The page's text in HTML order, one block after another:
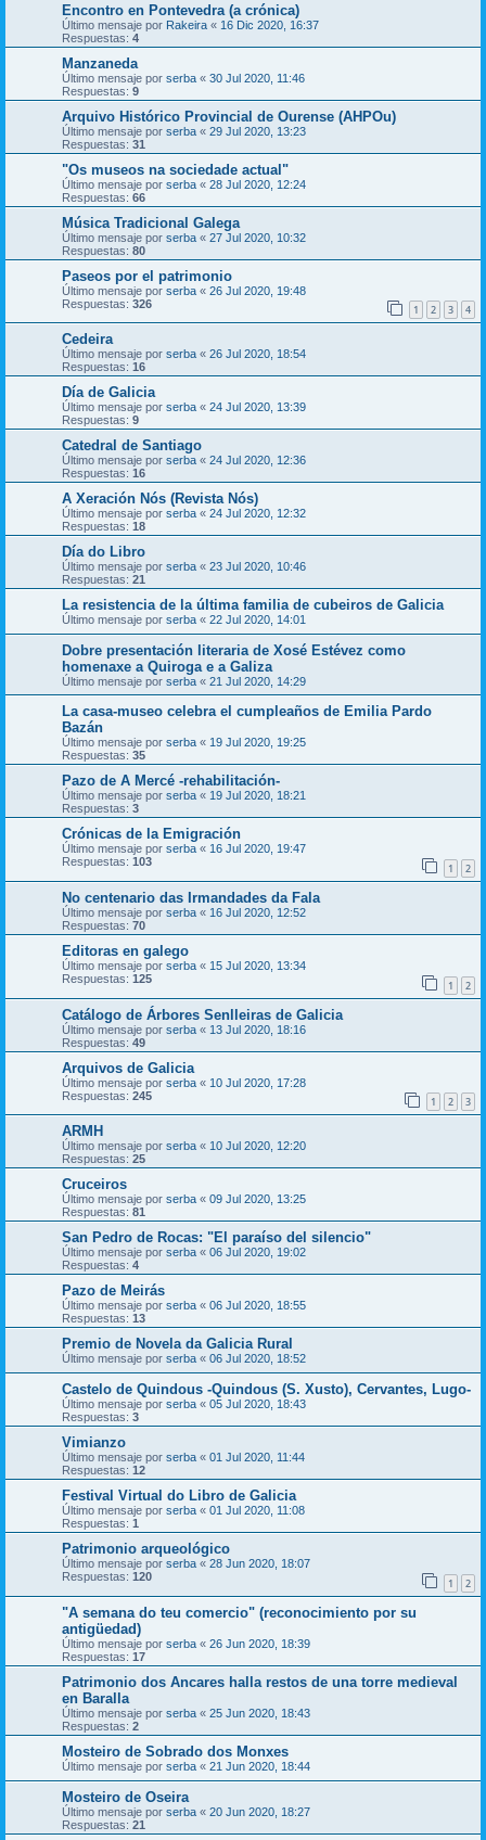
Encontro en Pontevedra (a crónica)
Último mensaje por Rakeira « 16 Dic 2020, 16:37
Respuestas: 4
Manzaneda
Último mensaje por serba « 30 Jul 2020, 11:46
Respuestas: 9
Arquivo Histórico Provincial de Ourense (AHPOu)
Último mensaje por serba « 29 Jul 2020, 13:23
Respuestas: 31
"Os museos na sociedade actual"
Último mensaje por serba « 28 Jul 2020, 12:24
Respuestas: 66
Música Tradicional Galega
Último mensaje por serba « 27 Jul 2020, 10:32
Respuestas: 80
Paseos por el patrimonio
Último mensaje por serba « 26 Jul 2020, 19:48
Respuestas: 326 1 2 3 4
Cedeira
Último mensaje por serba « 26 Jul 2020, 18:54
Respuestas: 16
Día de Galicia
Último mensaje por serba « 24 Jul 2020, 13:39
Respuestas: 9
Catedral de Santiago
Último mensaje por serba « 24 Jul 2020, 12:36
Respuestas: 16
A Xeración Nós (Revista Nós)
Último mensaje por serba « 24 Jul 2020, 12:32
Respuestas: 18
Día do Libro
Último mensaje por serba « 23 Jul 2020, 10:46
Respuestas: 21
La resistencia de la última familia de cubeiros de Galicia
Último mensaje por serba « 22 Jul 2020, 14:01
Dobre presentación literaria de Xosé Estévez como
homenaxe a Quiroga e a Galiza
Último mensaje por serba « 21 Jul 2020, 14:29
La casa-museo celebra el cumpleaños de Emilia Pardo
Bazán
Último mensaje por serba « 19 Jul 2020, 19:25
Respuestas: 35
Pazo de A Mercé -rehabilitación-
Último mensaje por serba « 19 Jul 2020, 18:21
Respuestas: 3
Crónicas de la Emigración
Último mensaje por serba « 16 Jul 2020, 19:47
Respuestas: 103 1 2
No centenario das Irmandades da Fala
Último mensaje por serba « 16 Jul 2020, 12:52
Respuestas: 70
Editoras en galego
Último mensaje por serba « 15 Jul 2020, 13:34
Respuestas: 125 1 2
Catálogo de Árbores Senlleiras de Galicia
Último mensaje por serba « 13 Jul 2020, 18:16
Respuestas: 49
Arquivos de Galicia
Último mensaje por serba « 10 Jul 2020, 17:28
Respuestas: 245 1 2 3
ARMH
Último mensaje por serba « 10 Jul 2020, 12:20
Respuestas: 25
Cruceiros
Último mensaje por serba « 09 Jul 2020, 13:25
Respuestas: 81
San Pedro de Rocas: "El paraíso del silencio"
Último mensaje por serba « 06 Jul 2020, 19:02
Respuestas: 4
Pazo de Meirás
Último mensaje por serba « 06 Jul 2020, 18:55
Respuestas: 13
Premio de Novela da Galicia Rural
Último mensaje por serba « 06 Jul 2020, 18:52
Castelo de Quindous -Quindous (S. Xusto), Cervantes, Lugo-
Último mensaje por serba « 05 Jul 2020, 18:43
Respuestas: 3
Vimianzo
Último mensaje por serba « 01 Jul 2020, 11:44
Respuestas: 12
Festival Virtual do Libro de Galicia
Último mensaje por serba « 01 Jul 2020, 11:08
Respuestas: 1
Patrimonio arqueológico
Último mensaje por serba « 28 Jun 2020, 18:07
Respuestas: 120 1 2
"A semana do teu comercio" (reconocimiento por su
antigüedad)
Último mensaje por serba « 26 Jun 2020, 18:39
Respuestas: 17
Patrimonio dos Ancares halla restos de una torre medieval
en Baralla
Último mensaje por serba « 25 Jun 2020, 18:43
Respuestas: 2
Mosteiro de Sobrado dos Monxes
Último mensaje por serba « 21 Jun 2020, 18:44
Mosteiro de Oseira
Último mensaje por serba « 20 Jun 2020, 18:27
Respuestas: 21